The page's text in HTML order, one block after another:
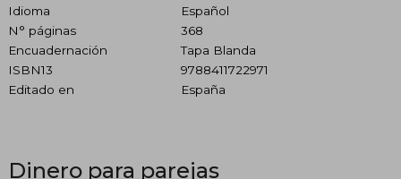
Idioma
Español
N° páginas
368
Encuadernación
Tapa Blanda
ISBN13
9788411722971
Editado en
España
Dinero para parejas